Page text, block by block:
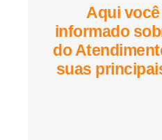
Aqui
informado
do
suas